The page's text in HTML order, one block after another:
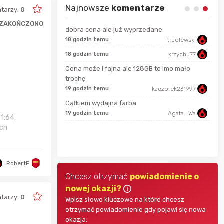
0
ZAKOŃCZONO
RobertF
0
Najnowsze komentarze
dobra cena ale już wyprzedane
18 godzin temu trudlewski
18 godzin temu krzychu77
Cena może i fajna ale 128GB to imo mało
trochę
19 godzin temu kaczorek231997
Całkiem wydajna farba
19 godzin temu Agata_Wa
Chcesz otrzymać powiadomienie o
nowej okazji?
Wpisz słowo kluczowe na które chcesz
otrzymać powiadomienie gdy pojawi się nowa
okazja: